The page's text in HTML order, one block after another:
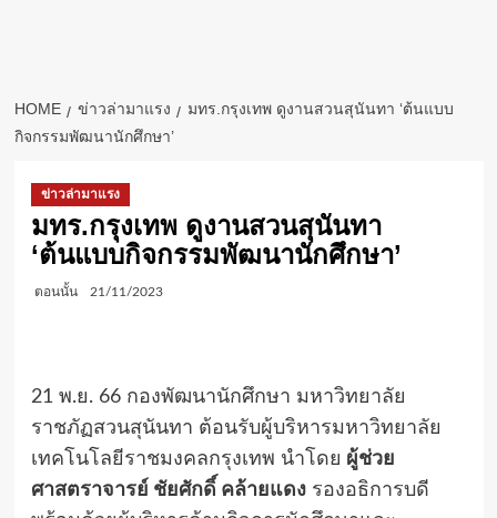
HOME ข่าวล่ามาแรง
มทร.กรุงเทพ ดูงานสวนสุนันทา ‘ต้นแบบ
กิจกรรมพัฒนานักศึกษา’
ข่าวล่ามาแรง
มทร.กรุงเทพ ดูงานสวนสุนันทา
‘ต้นแบบกิจกรรมพัฒนานักศึกษา’
ตอนนั้น 21/11/2023
21 พ.ย. 66 กองพัฒนานักศึกษา มหาวิทยาลัย
ราชภัฏสวนสุนันทา ต้อนรับผู้บริหารมหาวิทยาลัย
เทคโนโลยีราชมงคลกรุงเทพ นำโดย ผู้ช่วย
ศาสตราจารย์ ชัยศักดิ์ คล้ายแดงรองอธิการบดี